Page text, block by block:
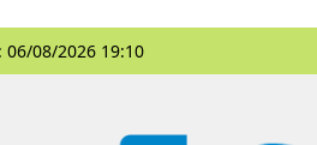
08/2026 19:10